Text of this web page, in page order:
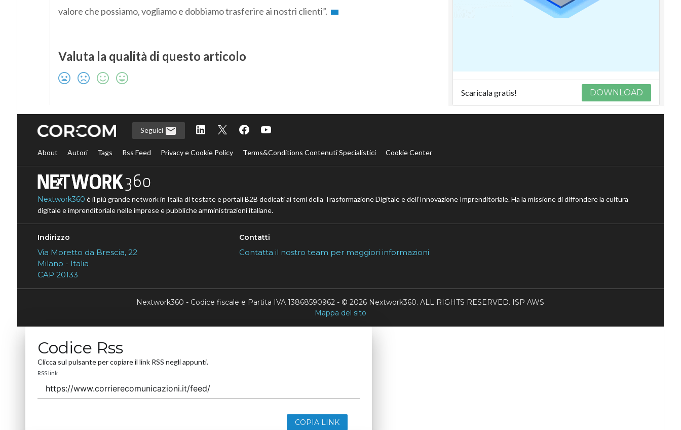
valore che possiamo, vogliamo e dobbiamo trasferire ai nostri clienti”.
Valuta la qualità di questo articolo
Scaricala gratis! DOWNLOAD
Seguici
About Autori Tags Rss Feed Privacy e Cookie Policy Terms&Conditions Contenuti Specialistici Cookie Center
Nextwork360 è il più grande network in Italia di testate e portali B2B dedicati ai temi della Trasformazione Digitale e dell’Innovazione Imprenditoriale. Ha la missione di diffondere la cultura
digitale e imprenditoriale nelle imprese e pubbliche amministrazioni italiane.
Indirizzo
Via Moretto da Brescia, 22
Milano - Italia
CAP 20133
Contatti
Contatta il nostro team per maggiori informazioni
Nextwork360 - Codice fiscale e Partita IVA 13868590962 - © 2026 Nextwork360. ALL RIGHTS RESERVED. ISP AWS
Mappa del sito
Codice Rss
Clicca sul pulsante per copiare il link RSS negli appunti.
RSS link
COPIA LINK